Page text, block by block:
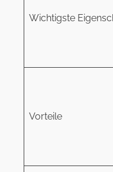
Wichtigste
Vorteile